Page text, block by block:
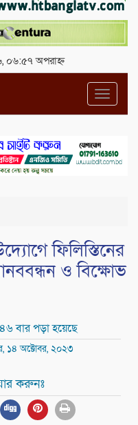
০৬:৫৭ অপরাহ্ন
ফিলিস্তিনের
ও বিক্ষোভ
বার পড়া হয়েছে
১৪ অক্টোবর, ২০২৩
করুনঃ